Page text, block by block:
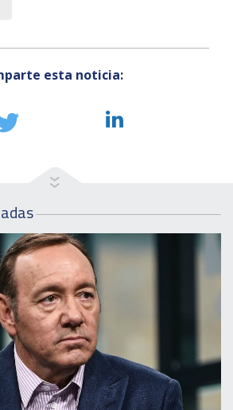
esta noticia: